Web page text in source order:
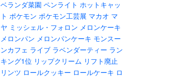
ベランダ菜園 ペンライト ホットキャッ
ト ポケモン ポケモン工芸展 マカオ マ
ヤ ミッシェル・フォロン メロンケーキ
メロンパン メロンパンケーキ モンスー
ンカフェ ライブ ラベンダーティー ラン
キング1位 リップクリーム リフト廃止
リンツ ロールクッキー ロールケーキ ロ